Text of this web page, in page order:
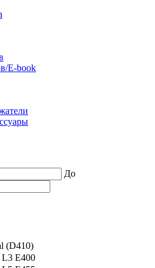
E-book
До
(D410)
E400